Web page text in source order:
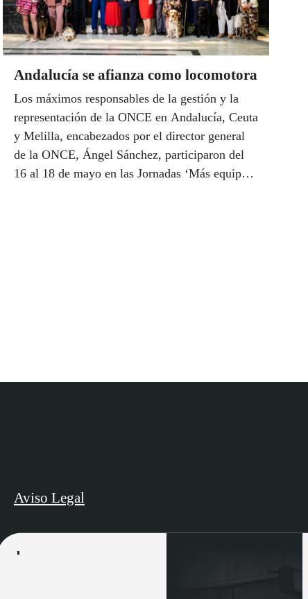
Andalucía se afianza como locomotora
Los máximos responsables de la gestión y la
representación de la ONCE en Andalucía, Ceuta
y Melilla, encabezados por el director general
de la ONCE, Ángel Sánchez, participaron del
16 al 18 de mayo en las Jornadas ‘Más equipo,
Aviso Legal